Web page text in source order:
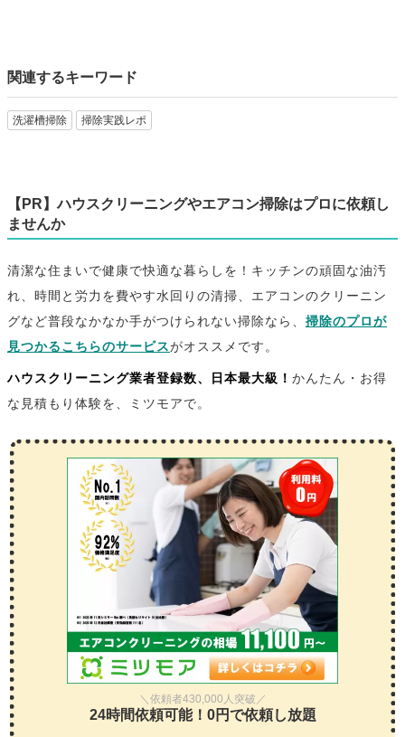
関連するキーワード
洗濯槽掃除 掃除実践レポ
【PR】ハウスクリーニングやエアコン掃除はプロに依頼し
ませんか
清潔な住まいで健康で快適な暮らしを！キッチンの頑固な油汚
れ、時間と労力を費やす水回りの清掃、エアコンのクリーニン
グなど普段なかなか手がつけられない掃除なら、 掃除のプロが
見つかるこちらのサービスがオススメです。
ハウスクリーニング業者登録数、日本最大級！ かんたん・お得
な見積もり体験を、ミツモアで。
＼依頼者430,000人突破／
24時間依頼可能！0円で依頼し放題